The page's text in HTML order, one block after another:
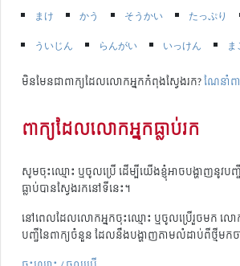
まけ かう そうかい たっぷり
ういじん
らんがい いっけん
មិនមែនជាពាក្យដែលលោកអ្នកកំពុងស្វែងរក?ណែនាំពា
ពាក្យដែលលោកអ្នកធ្លាប់រក
សូមចុះឈ្មោះ ឬចូលប្រើ ដើម្បីយើងខ្ញុំអាចបង្ហាញនូវប
ធ្លាប់បានស្វែងរកនៅទីនេះ។
នៅពេលដែលលោកអ្នកចុះឈ្មោះ ឬចូលប្រើរួចមក លោ
បញ្ជីនៃពាក្យចំនួន ដែលនឹងបង្ហាញតាមលំដាប់ពីថ្មីមក